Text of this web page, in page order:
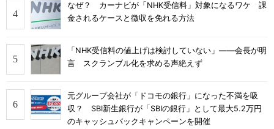
なぜ？ カーナビが「NHK受信料」対象になるワケ 課
金されるケースと徴収を免れる方法
「NHK受信料の値上げは検討していない」――会長が明
言 スクランブル化を求める声絶えず
元グループ会社が「ドコモの銀行」になった不満を吸
収？ SBI新生銀行が「SBIの銀行」として最大5.2万円
のキャッシュバックキャンペーンを開催